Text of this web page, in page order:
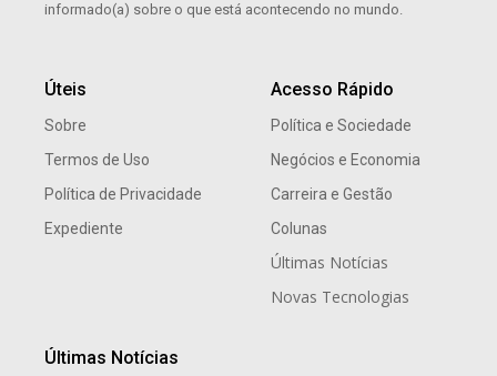
informado(a) sobre o que está acontecendo no mundo.
Úteis
Sobre
Termos de Uso
Política de Privacidade
Expediente
Acesso Rápido
Política e Sociedade
Negócios e Economia
Carreira e Gestão
Colunas
Últimas Notícias
Novas Tecnologias
Últimas Notícias